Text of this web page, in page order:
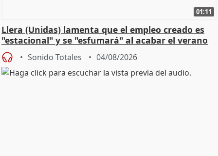
01:11
Llera (Unidas) lamenta que el empleo creado es
"estacional" y se "esfumará" al acabar el verano
Sonido Totales 04/08/2026